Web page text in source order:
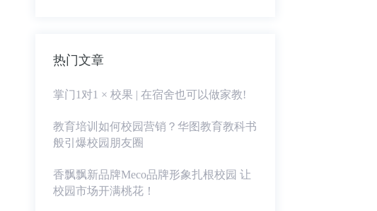
热门文章
掌门1对1 × 校果 | 在宿舍也可以做家教!
教育培训如何校园营销？华图教育教科书
般引爆校园朋友圈
香飘飘新品牌Meco品牌形象扎根校园 让
校园市场开满桃花！